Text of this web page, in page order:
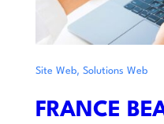
Site Web, Solutions Web
FRANCE